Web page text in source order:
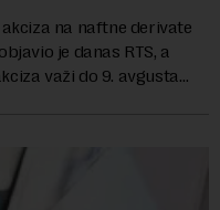
na naftne derivate
je danas RTS, a
važi do 9. avgusta